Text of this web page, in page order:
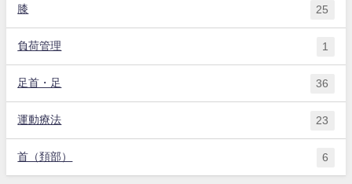
膝 25
負荷管理 1
足首・足 36
運動療法 23
首（頚部） 6